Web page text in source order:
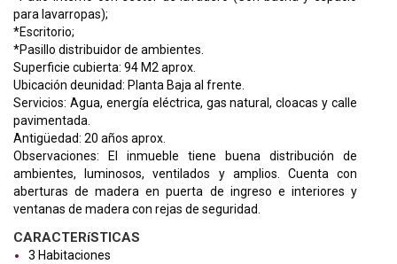
para lavarropas);
*Escritorio;
*Pasillo distribuidor de ambientes.
Superficie cubierta: 94 M2 aprox.
Ubicación deunidad: Planta Baja al frente.
Servicios: Agua, energía eléctrica, gas natural, cloacas y calle
pavimentada.
Antigüedad: 20 años aprox.
Observaciones: El inmueble tiene buena distribución de
ambientes, luminosos, ventilados y amplios. Cuenta con
aberturas de madera en puerta de ingreso e interiores y
ventanas de madera con rejas de seguridad.
CARACTERíSTICAS
3 Habitaciones